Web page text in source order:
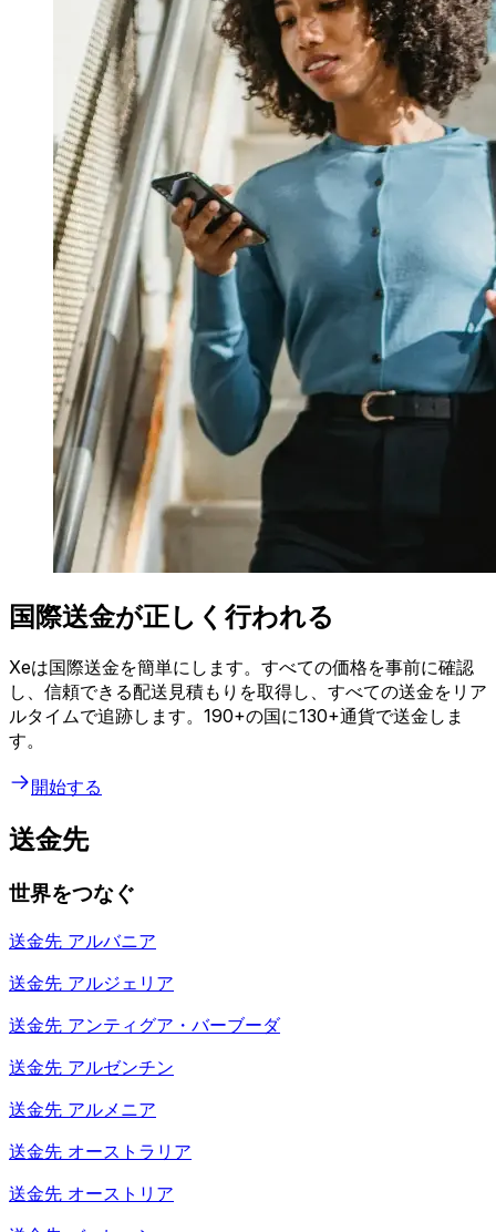
国際送金が正しく行われる
Xeは国際送金を簡単にします。すべての価格を事前に確認
し、信頼できる配送見積もりを取得し、すべての送金をリア
ルタイムで追跡します。190+の国に130+通貨で送金しま
す。
開始する
送金先
世界をつなぐ
送金先 アルバニア
送金先 アルジェリア
送金先 アンティグア・バーブーダ
送金先 アルゼンチン
送金先 アルメニア
送金先 オーストラリア
送金先 オーストリア